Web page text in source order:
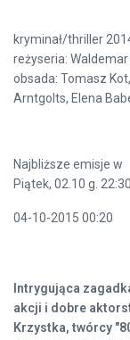
kryminał/thriller
reżyseria:
obsada: Tomasz
Arntgolts, Elena
Najbliższe emisje w
Piątek, 02.10 g. 22:30
04-10-2015 00:20
Intrygująca
akcji i dobre
Krzystka, twórcy